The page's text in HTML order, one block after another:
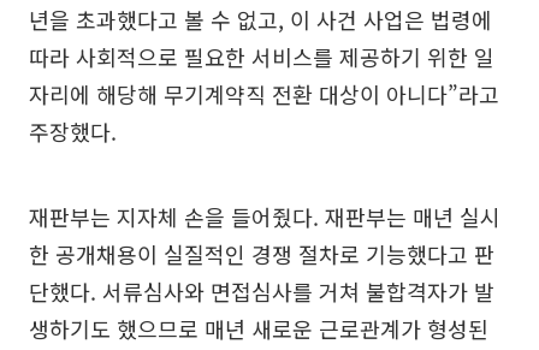
년을 초과했다고 볼 수 없고, 이 사건 사업은 법령에
따라 사회적으로 필요한 서비스를 제공하기 위한 일
자리에 해당해 무기계약직 전환 대상이 아니다”라고
주장했다.
재판부는 지자체 손을 들어줬다. 재판부는 매년 실시
한 공개채용이 실질적인 경쟁 절차로 기능했다고 판
단했다. 서류심사와 면접심사를 거쳐 불합격자가 발
생하기도 했으므로 매년 새로운 근로관계가 형성된